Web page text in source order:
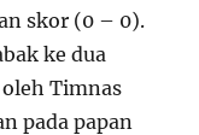
skor (0 – 0).
ke dua
Timnas
pada papan